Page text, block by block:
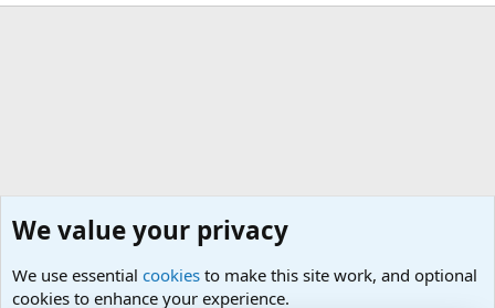
We value your privacy
We use essential cookies to make this site work, and optional
cookies to enhance your experience.